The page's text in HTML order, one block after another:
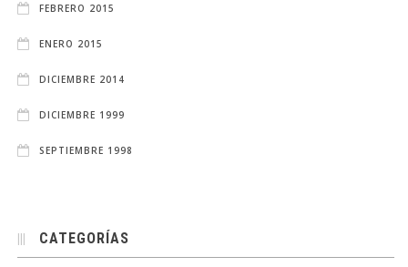
FEBRERO 2015
ENERO 2015
DICIEMBRE 2014
DICIEMBRE 1999
SEPTIEMBRE 1998
CATEGORÍAS